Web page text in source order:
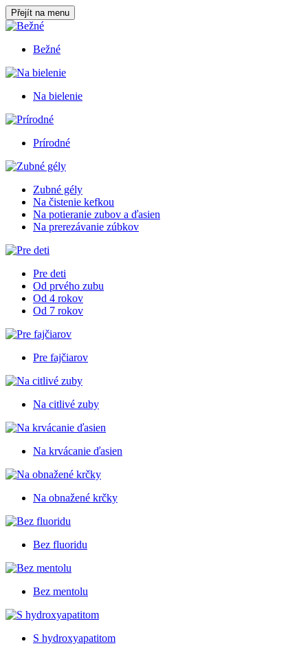
Přejít na menu
Bežné
Na bielenie
Prírodné
Zubné gély
Na čistenie kefkou
Na potieranie zubov a ďasien
Na prerezávanie zúbkov
Pre deti
Od prvého zubu
Od 4 rokov
Od 7 rokov
Pre fajčiarov
Na citlivé zuby
Na krvácanie ďasien
Na obnažené krčky
Bez fluoridu
Bez mentolu
S hydroxyapatitom